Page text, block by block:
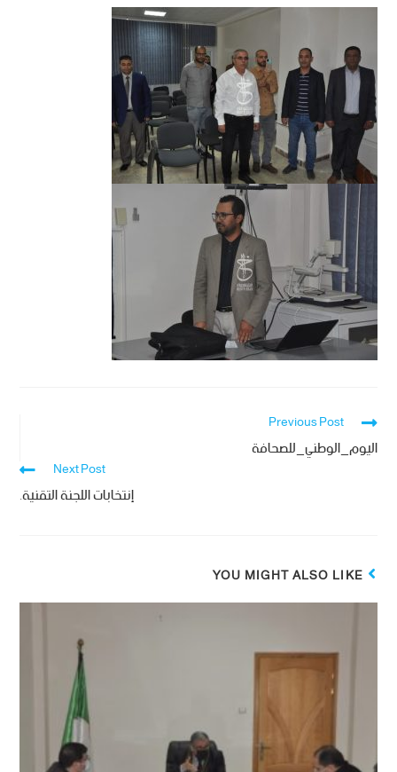
Previous Post
اليوم_الوطني_للصحافة
Next Post
إنتخابات اللجنة التقنية.
YOU MIGHT ALSO LIKE